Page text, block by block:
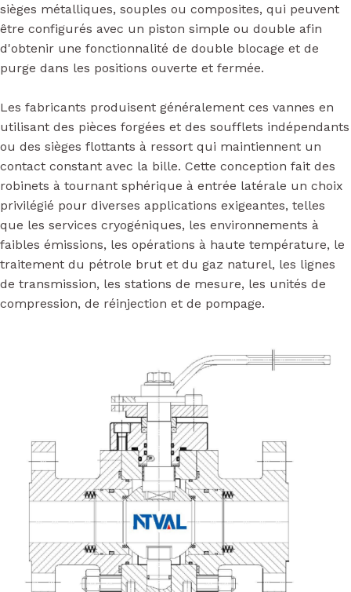
sièges métalliques, souples ou composites, qui peuvent
être configurés avec un piston simple ou double afin
d'obtenir une fonctionnalité de double blocage et de
purge dans les positions ouverte et fermée.
Les fabricants produisent généralement ces vannes en
utilisant des pièces forgées et des soufflets indépendants
ou des sièges flottants à ressort qui maintiennent un
contact constant avec la bille. Cette conception fait des
robinets à tournant sphérique à entrée latérale un choix
privilégié pour diverses applications exigeantes, telles
que les services cryogéniques, les environnements à
faibles émissions, les opérations à haute température, le
traitement du pétrole brut et du gaz naturel, les lignes
de transmission, les stations de mesure, les unités de
compression, de réinjection et de pompage.